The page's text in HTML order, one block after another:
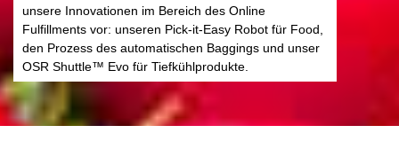
unsere Innovationen im Bereich des Online
Fulfillments vor: unseren Pick-it-Easy Robot für Food,
den Prozess des automatischen Baggings und unser
OSR Shuttle™ Evo für Tiefkühlprodukte.